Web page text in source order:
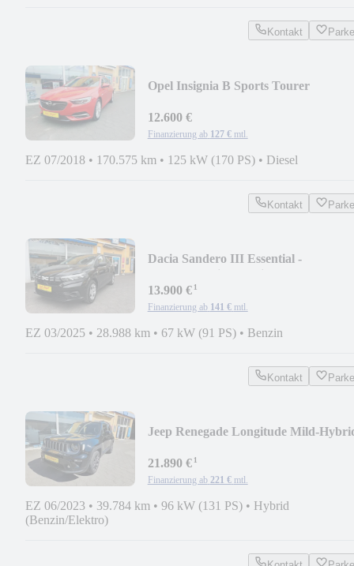
Kontakt
Opel Insignia B Sports Tourer
12.600 €
Finanzierung ab 127 € mtl.
EZ 07/2018 • 170.575 km • 125 kW (170 PS) • Diesel
Kontakt
Dacia Sandero III Essential -
13.900 €¹
Finanzierung ab 141 € mtl.
EZ 03/2025 • 28.988 km • 67 kW (91 PS) • Benzin
Kontakt
Jeep Renegade Longitude Mild-
21.890 €¹
Finanzierung ab 221 € mtl.
EZ 06/2023 • 39.784 km • 96 kW (131 PS) • Hybrid
(Benzin/Elektro)